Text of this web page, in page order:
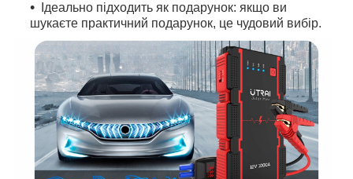
Ідеально підходить як подарунок: якщо ви
шукаєте практичний подарунок, це чудовий вибір.